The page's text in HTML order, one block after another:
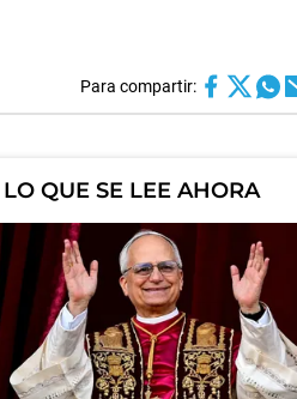
Para compartir:
LO QUE SE LEE AHORA